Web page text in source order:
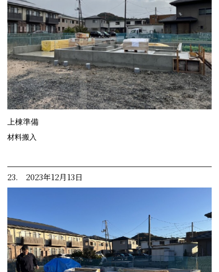
上棟準備
材料搬入
23. 2023年12月13日